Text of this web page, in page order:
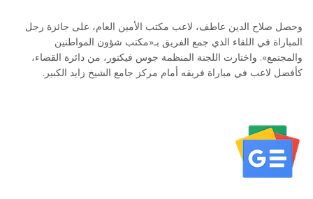
وحصل صلاح الدين عاطف، لاعب مكتب الأمين العام، على جائزة رجل
المباراة في اللقاء الذي جمع الفريق بـ«مكتب شؤون المواطنين
والمجتمع». واختارت اللجنة المنظمة جوس فيكتور، من دائرة القضاء،
كأفضل لاعب في مباراة فريقه أمام مركز جامع الشيخ زايد الكبير.